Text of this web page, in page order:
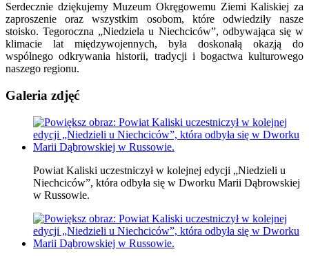
Serdecznie dziękujemy Muzeum Okręgowemu Ziemi Kaliskiej za
zaproszenie oraz wszystkim osobom, które odwiedziły nasze
stoisko. Tegoroczna „Niedziela u Niechciców”, odbywająca się w
klimacie lat międzywojennych, była doskonałą okazją do
wspólnego odkrywania historii, tradycji i bogactwa kulturowego
naszego regionu.
Galeria zdjęć
Powiat Kaliski uczestniczył w kolejnej edycji „Niedzieli u
Niechciców”, która odbyła się w Dworku Marii Dąbrowskiej
w Russowie.